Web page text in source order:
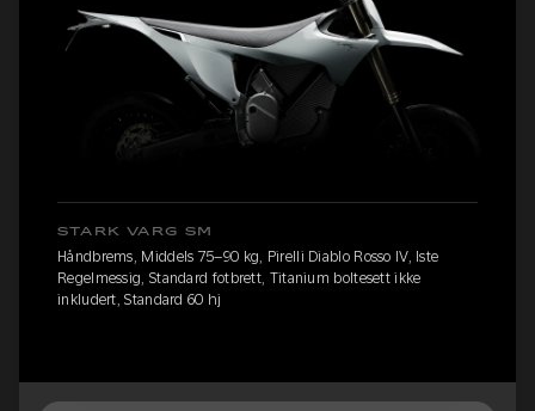
STARK VARG SM
Håndbrems, Middels 75–90 kg, Pirelli Diablo Rosso IV, Iste
Regelmessig, Standard fotbrett, Titanium boltesett ikke
inkludert, Standard 60 hj